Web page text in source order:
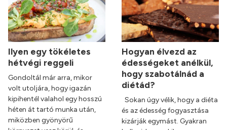
Ilyen egy tökéletes
hétvégi reggeli
Gondoltál már arra, mikor
volt utoljára, hogy igazán
kipihentél valahol egy hosszú
héten át tartó munka után,
miközben gyönyörű
Hogyan élvezd az
édességeket anélkül,
hogy szabotálnád a
diétád?
Sokan úgy vélik, hogy a diéta
és az édesség fogyasztása
kizárják egymást. Gyakran